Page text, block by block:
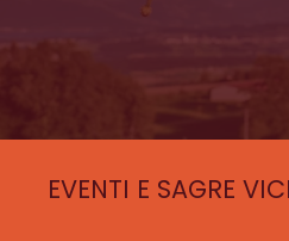
EVENTI E SAGRE